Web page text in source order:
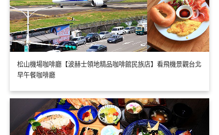
松山機場咖啡廳【波赫士領地精品咖啡館民族店】看飛機景觀台北
早午餐咖啡廳